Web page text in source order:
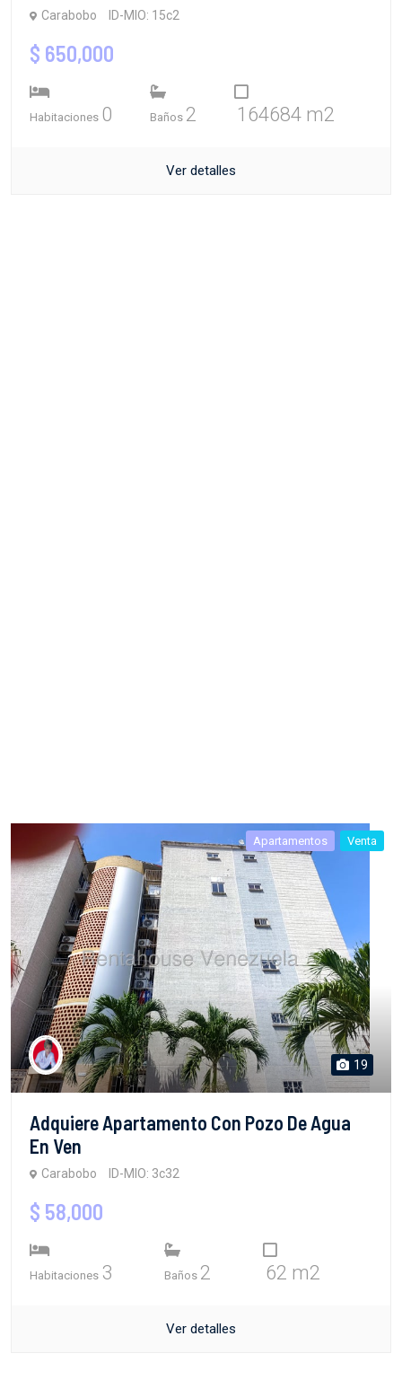
Carabobo ID-MIO: 15c2
$ 650,000
Habitaciones 0 Baños 2 164684 m2
Ver detalles
Apartamentos Venta
19
Adquiere Apartamento Con Pozo De Agua
En Ven
Carabobo ID-MIO: 3c32
$ 58,000
Habitaciones 3 Baños 2 62 m2
Ver detalles